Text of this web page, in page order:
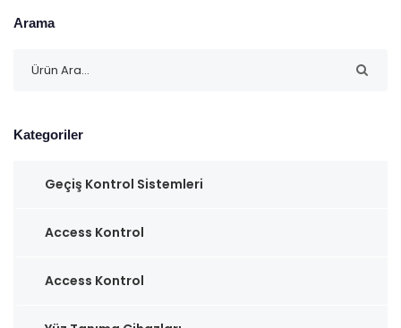
Arama
Kategoriler
Geçiş Kontrol Sistemleri
Access Kontrol
Access Kontrol